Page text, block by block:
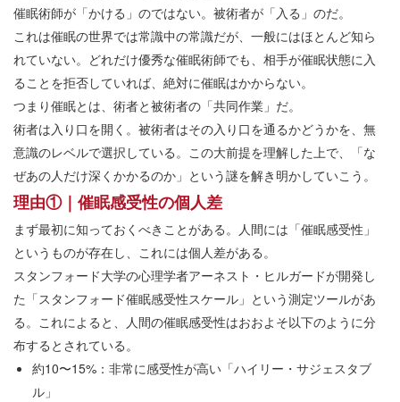
催眠術師が「かける」のではない。被術者が「入る」のだ。
これは催眠の世界では常識中の常識だが、一般にはほとんど知ら
れていない。どれだけ優秀な催眠術師でも、相手が催眠状態に入
ることを拒否していれば、絶対に催眠はかからない。
つまり催眠とは、術者と被術者の「共同作業」だ。
術者は入り口を開く。被術者はその入り口を通るかどうかを、無
意識のレベルで選択している。この大前提を理解した上で、「な
ぜあの人だけ深くかかるのか」という謎を解き明かしていこう。
理由①｜催眠感受性の個人差
まず最初に知っておくべきことがある。人間には「催眠感受性」
というものが存在し、これには個人差がある。
スタンフォード大学の心理学者アーネスト・ヒルガードが開発し
た「スタンフォード催眠感受性スケール」という測定ツールがあ
る。これによると、人間の催眠感受性はおおよそ以下のように分
布するとされている。
約10〜15%：非常に感受性が高い「ハイリー・サジェスタブ
ル」